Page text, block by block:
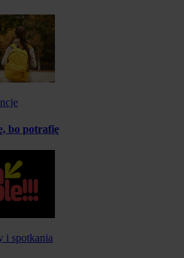
bo potrafię
i spotkania